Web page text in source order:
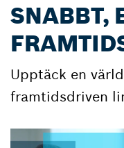
SNABBT,
Upptäck en
framtidsdriven